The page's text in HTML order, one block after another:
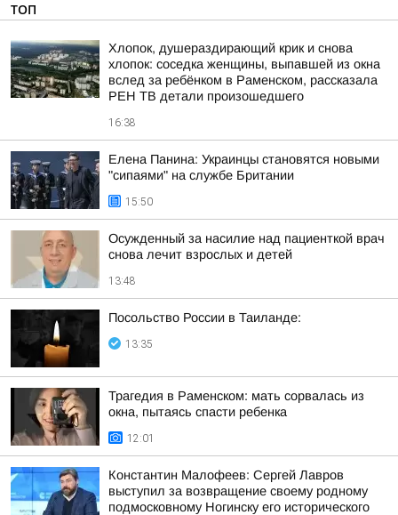
ТОП
Хлопок, душераздирающий крик и снова
хлопок: соседка женщины, выпавшей из окна
вслед за ребёнком в Раменском, рассказала
РЕН ТВ детали произошедшего
16:38
Елена Панина: Украинцы становятся новыми
"сипаями" на службе Британии
15:50
Осужденный за насилие над пациенткой врач
снова лечит взрослых и детей
13:48
Посольство России в Таиланде:
13:35
Трагедия в Раменском: мать сорвалась из
окна, пытаясь спасти ребенка
12:01
Константин Малофеев: Сергей Лавров
выступил за возвращение своему родному
подмосковному Ногинску его исторического